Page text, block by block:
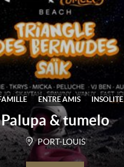
ENTRE AMIS INSOLITE
Palupa & tumelo
PORT-LOUIS